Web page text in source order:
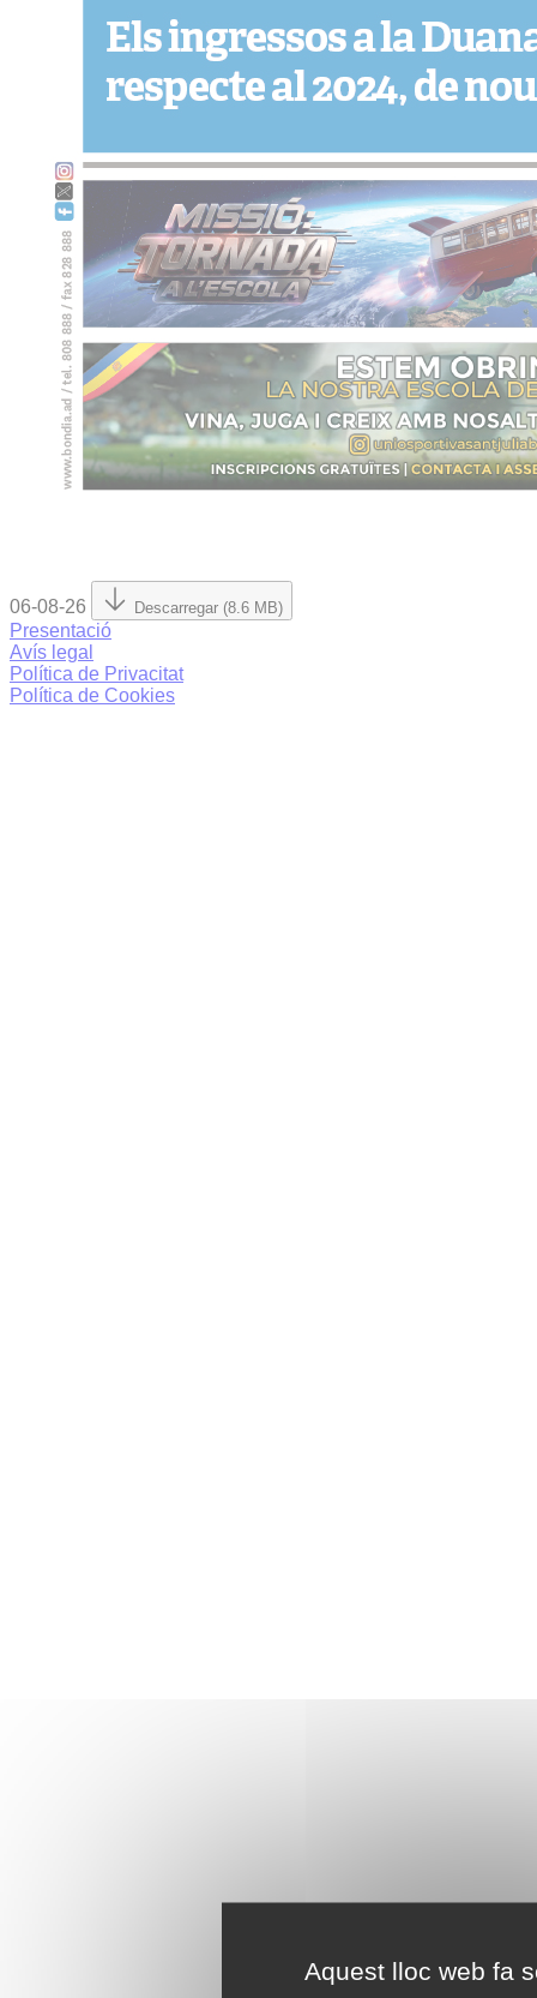
Aquest lloc web fa
06-08-26 Descarregar (8.6 MB)
Presentació
Avís legal
Política de Privacitat
Política de Cookies